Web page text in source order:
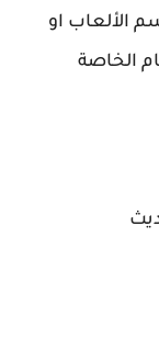
الألعاب او
الخاصة